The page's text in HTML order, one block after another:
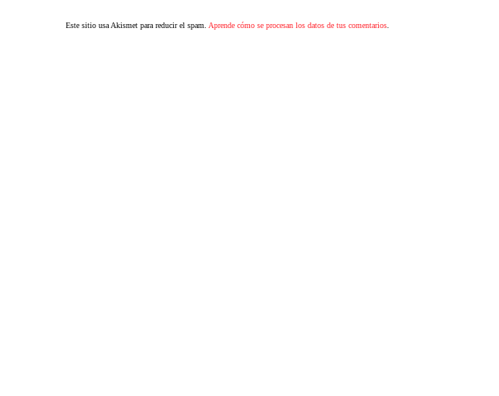
Este sitio usa Akismet para reducir el spam. Aprende cómo se procesan los datos de tus comentarios